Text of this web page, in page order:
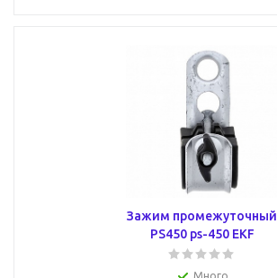
Зажим промежуточный
PS450 ps-450 EKF